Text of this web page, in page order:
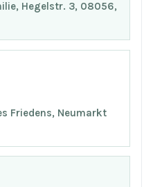
Hegelstr. 3, 08056,
Friedens, Neumarkt